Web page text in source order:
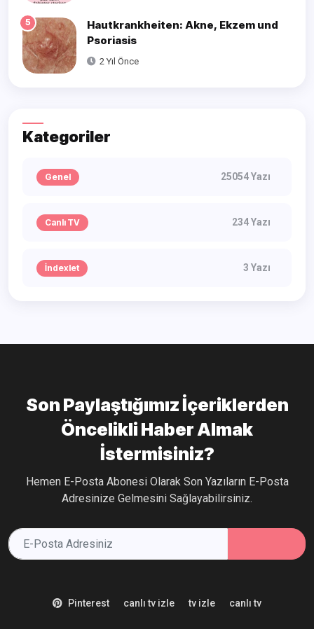
5
Hautkrankheiten: Akne, Ekzem und
Psoriasis
2 Yıl Önce
Kategoriler
Genel 25054 Yazı
Canlı TV 234 Yazı
İndexlet 3 Yazı
Son Paylaştığımız İçeriklerden
Öncelikli Haber Almak
İstermisiniz?
Hemen E-Posta Abonesi Olarak Son Yazıların E-Posta
Adresinize Gelmesini Sağlayabilirsiniz.
Pinterest canlı tv izle tv izle canlı tv